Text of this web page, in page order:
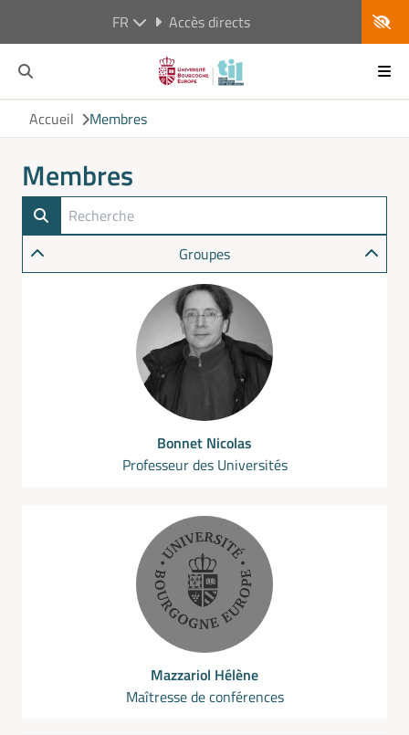
FR Accès directs
Accueil Membres
Membres
Groupes
Bonnet Nicolas
Professeur des Universités
Mazzariol Hélène
Maîtresse de conférences